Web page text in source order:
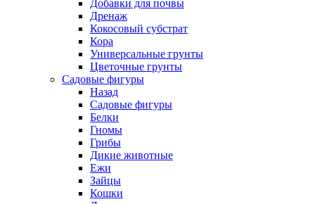
Добавки для почвы
Дренаж
Кокосовый субстрат
Кора
Универсальные грунты
Цветочные грунты
Садовые фигуры
Назад
Садовые фигуры
Белки
Гномы
Грибы
Дикие животные
Ежи
Зайцы
Кошки